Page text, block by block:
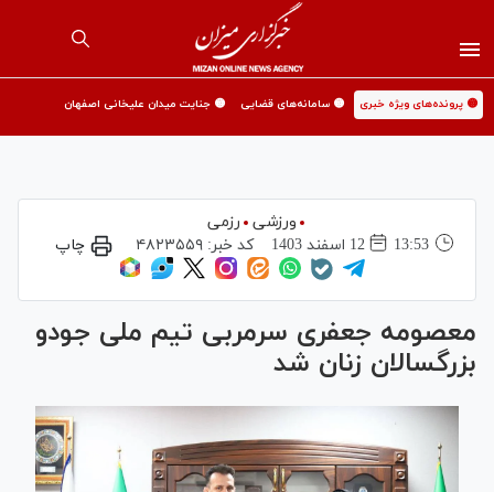
🟡 پرونده‌های ویژه خبری 🟡 سامانه‌های قضایی 🟡 جنایت میدان علیخانی اصفهان
ورزشی
رزمی
13:53
12 اسفند 1403 کد خبر:۴۸۲۳۵۵۹ چاپ
معصومه جعفری سرمربی تیم ملی جودو
بزرگسالان زنان شد